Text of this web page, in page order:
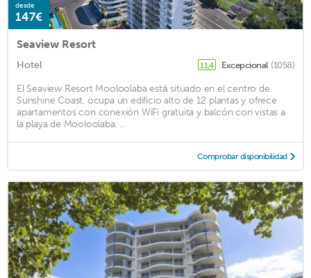
desde
147€
Seaview Resort
Hotel 11,4 Excepcional (1058)
El Seaview Resort Mooloolaba está situado en el centro de
Sunshine Coast, ocupa un edificio alto de 12 plantas y ofrece
apartamentos con conexión WiFi gratuita y balcón con vistas a
la playa de Mooloolaba. ...
Comprobar disponibilidad